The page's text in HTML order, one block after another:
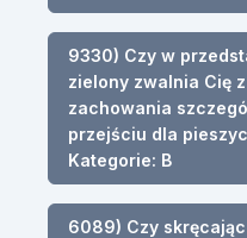
9330) Czy w
zielony zwalnia Cię
zachowania
przejściu dla
Kategorie: B
6089) Czy